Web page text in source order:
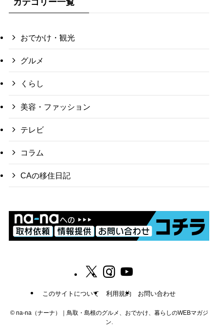
カテゴリー一覧
おでかけ・観光
グルメ
くらし
美容・ファッション
テレビ
コラム
CAの移住日記
このサイトについて 利用規約 お問い合わせ
©na-na（ナーナ）｜鳥取・島根のグルメ、おでかけ、暮らしのWEBマガジ
ン.